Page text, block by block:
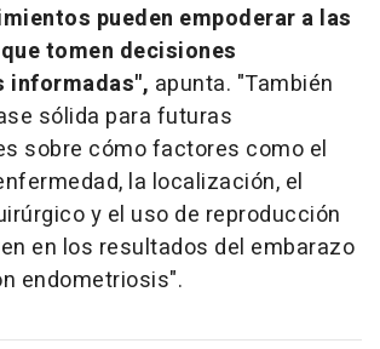
pueden empoderar a las
tomen decisiones
informadas", apunta. "También
sólida para futuras
sobre cómo factores como el
la localización, el
y el uso de reproducción
en los resultados del embarazo
endometriosis".